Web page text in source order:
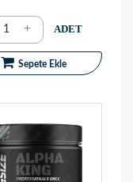
+ ADET
Sepete Ekle